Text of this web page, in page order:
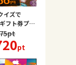
イズで
フト券プレ
pt
pt